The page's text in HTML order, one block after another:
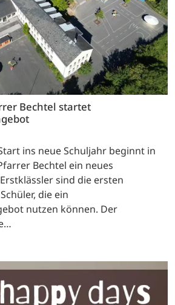
Bechtel startet
ins neue Schuljahr beginnt in
Bechtel ein neues
sind die ersten
die ein
nutzen können. Der